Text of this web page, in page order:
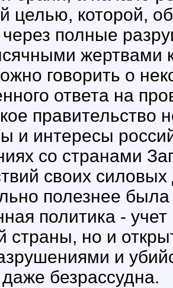
целью, которой,
полные
жертвами
говорить о
ответа на
правительство
и интересы
со странами
своих
полезнее
политика -
страны, но и
и
безрассудна.